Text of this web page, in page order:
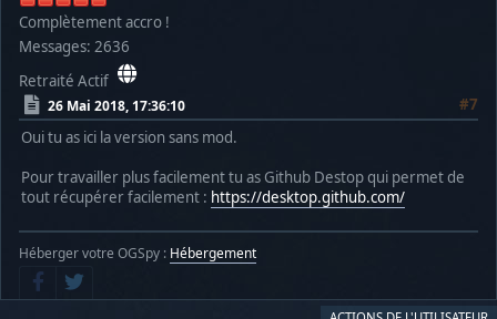
Complètement accro !
Messages: 2636
Retraité Actif
26 Mai 2018, 17:36:10
#7
Oui tu as ici la version sans mod.
Pour travailler plus facilement tu as Github Destop qui permet de
tout récupérer facilement : https://desktop.github.com/
Héberger votre OGSpy : Hébergement